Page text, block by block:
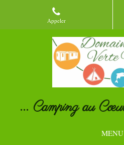
Appeler
... Camping au
MENU